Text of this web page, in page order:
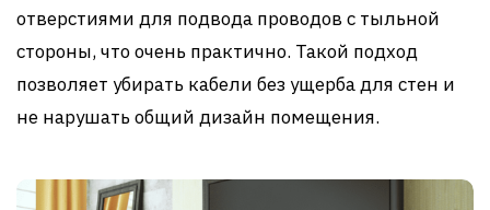
отверстиями для подвода проводов с тыльной
стороны, что очень практично. Такой подход
позволяет убирать кабели без ущерба для стен и
не нарушать общий дизайн помещения.